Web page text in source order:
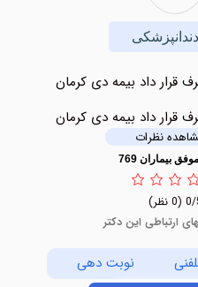
بیمه دی کرمان
بیمه دی کرمان
769
این دکتر
نوبت دهی